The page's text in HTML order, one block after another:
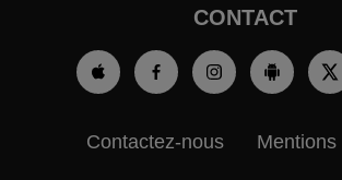
CONTACT
Contactez-nous Mentions